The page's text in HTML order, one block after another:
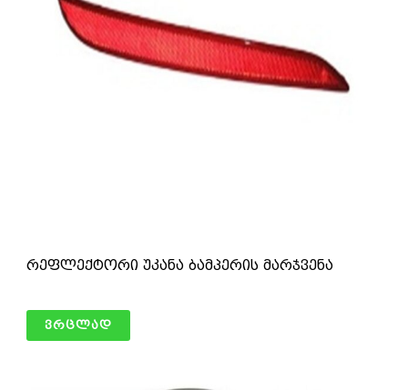
რეფლექტორი უკანა ბამპერის მარჯვენა
ვრცლად